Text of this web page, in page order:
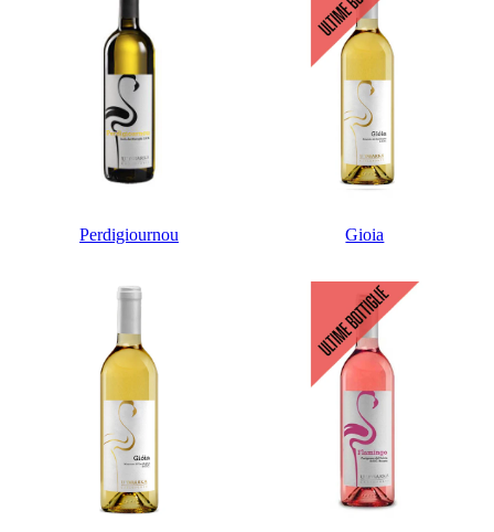
Perdigiournou Gioia